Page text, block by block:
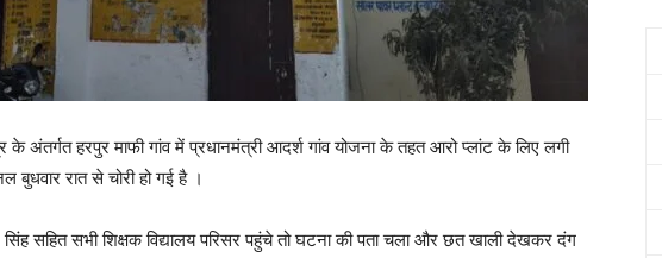
अंतर्गत हरपुर माफी गांव में प्रधानमंत्री आदर्श गांव योजना के तहत आरो प्लांट के लिए लगी
बुधवार रात से चोरी हो गई है ।
सहित सभी शिक्षक विद्यालय परिसर पहुंचे तो घटना की पता चला और छत खाली देखकर दंग